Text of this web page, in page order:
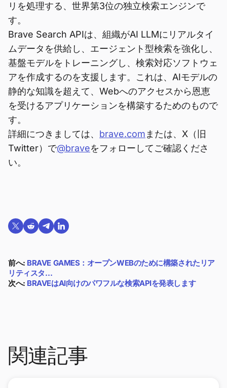
リを処理する、世界第3位の独立検索エンジンで
す。
Brave Search APIは、組織がAI LLMにリアルタイ
ムデータを供給し、エージェント型検索を強化し、
基盤モデルをトレーニングし、検索対応ソフトウェ
アを作成するのを支援します。これは、AIモデルの
静的な知識を超えて、Webへのアクセスから恩恵
を受けるアプリケーションを構築するためのもので
す。
詳細につきましては、 brave.com または、X（旧
Twitter）で@braveをフォローしてご確認くださ
い。
Twitterで共有する
Reddit で共有
Telegramで共有
LinkedInで共有
前へ: BRAVE GAMES：オープンWEBのために構築されたリア
リティスタ…
次へ: BRAVEはAI向けのパワフルな検索APIを発表します
関連記事